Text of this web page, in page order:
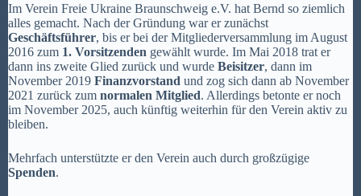
Im Verein Freie Ukraine Braunschweig e.V. hat Bernd so ziemlich
alles gemacht. Nach der Gründung war er zunächst
Geschäftsführer, bis er bei der Mitgliederversammlung im August
2016 zum 1. Vorsitzenden gewählt wurde. Im Mai 2018 trat er
dann ins zweite Glied zurück und wurde Beisitzer, dann im
November 2019 Finanzvorstand und zog sich dann ab November
2021 zurück zum normalen Mitglied. Allerdings betonte er noch
im November 2025, auch künftig weiterhin für den Verein aktiv zu
bleiben.
Mehrfach unterstützte er den Verein auch durch großzügige
Spenden.